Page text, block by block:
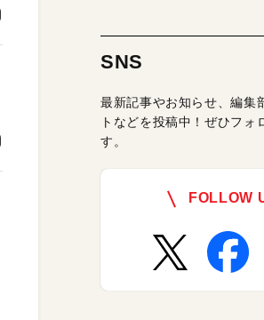
SNS
最新記事やお知らせ、編集
トなどを投稿中！ぜひフォ
す。
FOLLOW